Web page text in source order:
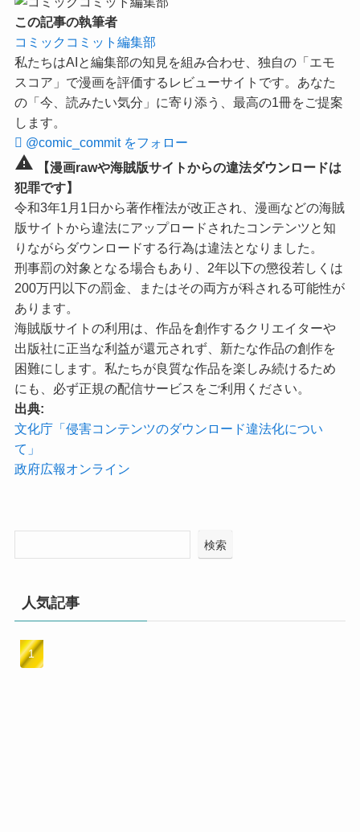
この記事の執筆者
コミックコミット編集部
私たちはAIと編集部の知見を組み合わせ、独自の「エモ
スコア」で漫画を評価するレビューサイトです。あなた
の「今、読みたい気分」に寄り添う、最高の1冊をご提案
します。
@comic_commit をフォロー
warning
【漫画rawや海賊版サイトからの違法ダウンロードは
犯罪です】
令和3年1月1日から著作権法が改正され、漫画などの海賊
版サイトから違法にアップロードされたコンテンツと知
りながらダウンロードする行為は違法となりました。
刑事罰の対象となる場合もあり、2年以下の懲役若しくは
200万円以下の罰金、またはその両方が科される可能性が
あります。
海賊版サイトの利用は、作品を創作するクリエイターや
出版社に正当な利益が還元されず、新たな作品の創作を
困難にします。私たちが良質な作品を楽しみ続けるため
にも、必ず正規の配信サービスをご利用ください。
出典:
文化庁「侵害コンテンツのダウンロード違法化につい
て」
政府広報オンライン
検索
人気記事